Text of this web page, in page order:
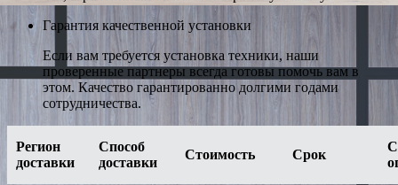
Гарантия качественной установки
Если вам требуется установка техники, наши
проверенные партнеры всегда готовы помочь вам в
этом. Качество гарантированно долгими годами
сотрудничества.
Регион
доставки
Способ
доставки
Стоимость Срок